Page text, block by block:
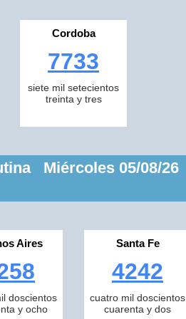
Cordoba
7733
siete mil setecientos
treinta y tres
Miércoles 05/08/26
Aires
doscientos
y ocho
Santa Fe
4242
cuatro mil doscientos
cuarenta y dos